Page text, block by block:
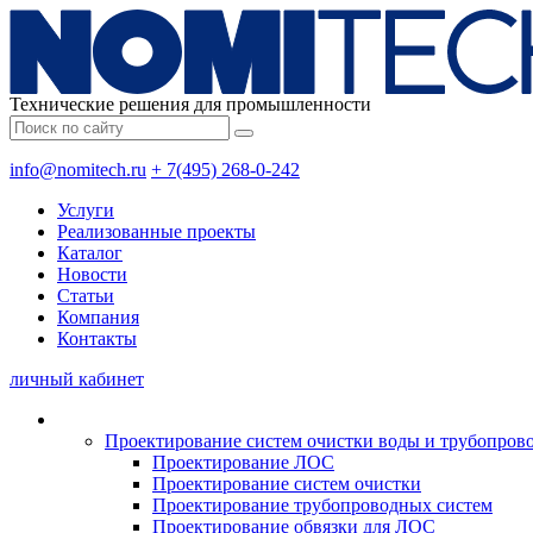
Технические решения для промышленности
info@nomitech.ru + 7(495) 268-0-242
Услуги
Реализованные проекты
Каталог
Новости
Статьи
Компания
Контакты
личный кабинет
Проектирование систем очистки воды и
Проектирование ЛОС
Проектирование систем очистки
Проектирование трубопроводных систем
Проектирование обвязки для ЛОС